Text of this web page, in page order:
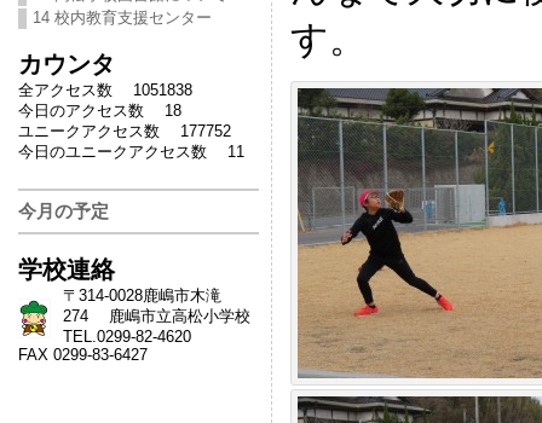
14 校内教育支援センター
カウンタ
全アクセス数 1051838
今日のアクセス数 18
ユニークアクセス数 177752
今日のユニークアクセス数 11
今月の予定
学校連絡
〒314-0028鹿嶋市木滝
274 鹿嶋市立高松小学校
TEL.0299-82-4620
FAX 0299-83-6427
す。